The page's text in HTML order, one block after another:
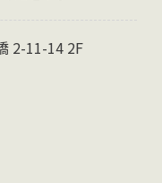
2-11-14 2F